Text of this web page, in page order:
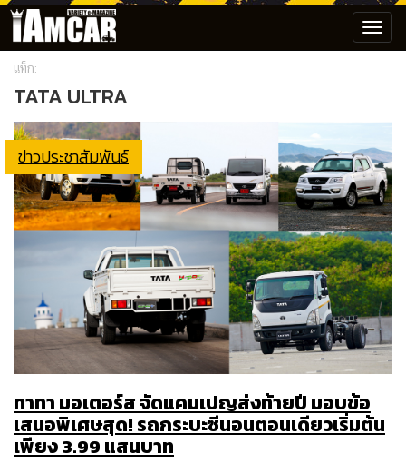
แท็ก:
TATA ULTRA
ข่าวประชาสัมพันธ์
ทาทา มอเตอร์ส จัดแคมเปญส่งท้ายปี มอบข้อ
เสนอพิเศษสุด! รถกระบะซีนอนตอนเดียวเริ่มต้น
เพียง 3.99 แสนบาท